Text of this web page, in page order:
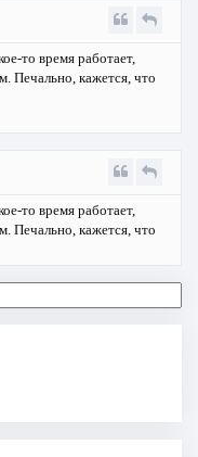
то время работает,
Печально, кажется, что
то время работает,
Печально, кажется, что